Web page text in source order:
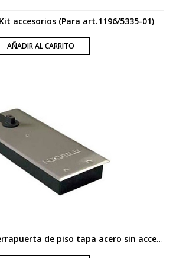
accesorios (Para art.1196/5335-01)
AÑADIR AL CARRITO
Art.1196/5335-01 Cierrapuerta de piso tapa acero sin accesorios